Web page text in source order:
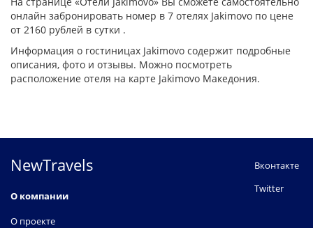
онлайн забронировать номер в 7 отелях Jakimovo по цене
от 2160 рублей в сутки .
Информация о гостиницах Jakimovo содержит подробные
описания, фото и отзывы. Можно посмотреть
расположение отеля на карте Jakimovo Македония.
NewTravels
О компании
О проекте
Вконтакте
Twitter